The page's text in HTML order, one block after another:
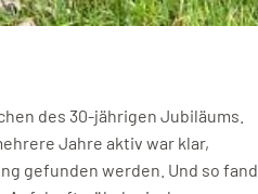
des 30-jährigen Jubiläums.
Jahre aktiv war klar,
gefunden werden. Und so fand